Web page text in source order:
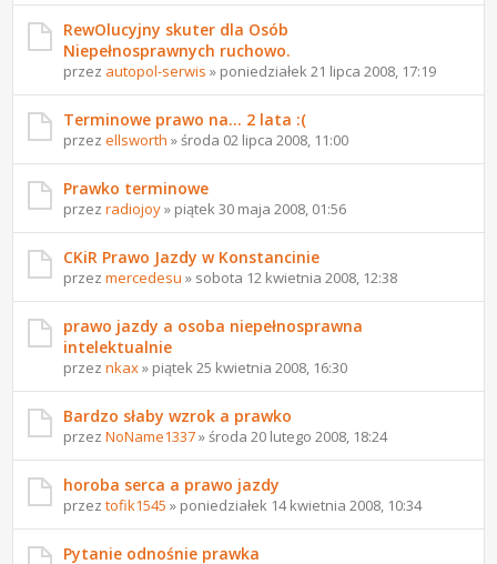
RewOlucyjny skuter dla Osób
Niepełnosprawnych ruchowo.
przez autopol-serwis » poniedziałek 21 lipca 2008, 17:19
Terminowe prawo na... 2 lata :(
przezellsworth » środa 02 lipca 2008, 11:00
Prawko terminowe
przezradiojoy» piątek 30 maja 2008, 01:56
CKiR Prawo Jazdy w Konstancinie
przezmercedesu » sobota 12 kwietnia 2008, 12:38
prawo jazdy a osoba niepełnosprawna
intelektualnie
przeznkax» piątek 25 kwietnia 2008, 16:30
Bardzo słaby wzrok a prawko
przezNoName1337» środa 20 lutego 2008, 18:24
horoba serca a prawo jazdy
przeztofik1545 » poniedziałek 14 kwietnia 2008, 10:34
Pytanie odnośnie prawka